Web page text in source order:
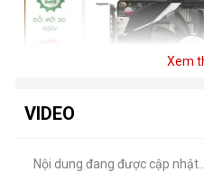
Xem
VIDEO
Nội dung đang được cập nhật....